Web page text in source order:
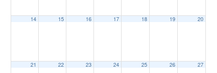
14 15 16 17 18 19 20
21 22 23 24 25 26 27